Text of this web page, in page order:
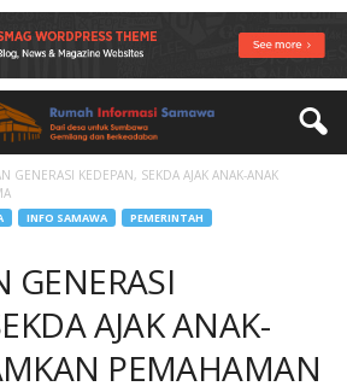
GENERASI KEDEPAN, SEKDA AJAK ANAK-ANAK
INFO SAMAWA
PEMERINTAH
GENERASI
AJAK ANAK-
PEMAHAMAN